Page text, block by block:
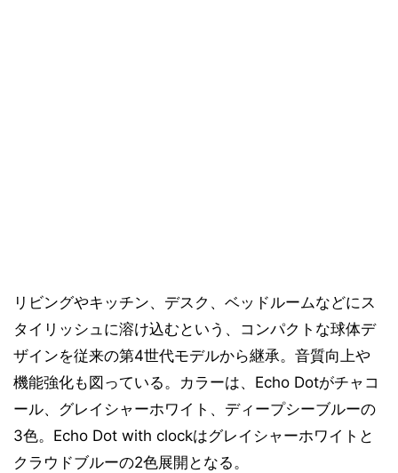
リビングやキッチン、デスク、ベッドルームなどにス
タイリッシュに溶け込むという、コンパクトな球体デ
ザインを従来の第4世代モデルから継承。音質向上や
機能強化も図っている。カラーは、Echo Dotがチャコ
ール、グレイシャーホワイト、ディープシーブルーの
3色。Echo Dot with clockはグレイシャーホワイトと
クラウドブルーの2色展開となる。